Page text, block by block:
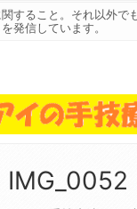
すること。それ以外で
発信しています。
IMG_0052